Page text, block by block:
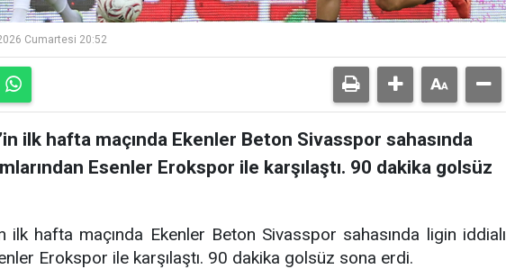
Cumartesi 20:52
ilk hafta maçında Ekenler Beton Sivasspor sahasında
Esenler Erokspor ile karşılaştı. 90 dakika golsüz
ilk hafta maçında Ekenler Beton Sivasspor sahasında ligin iddialı
Erokspor ile karşılaştı. 90 dakika golsüz sona erdi.